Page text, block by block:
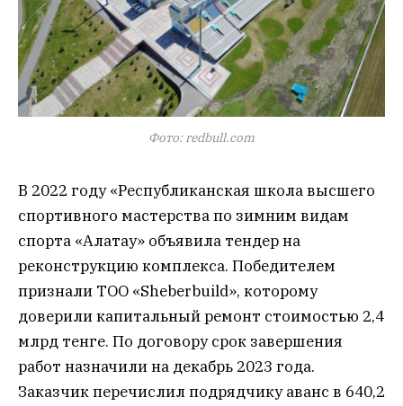
Фото: redbull.com
В 2022 году «Республиканская школа высшего
спортивного мастерства по зимним видам
спорта «Алатау» объявила тендер на
реконструкцию комплекса. Победителем
признали ТОО «Sheberbuild», которому
доверили капитальный ремонт стоимостью 2,4
млрд тенге. По договору срок завершения
работ назначили на декабрь 2023 года.
Заказчик перечислил подрядчику аванс в 640,2